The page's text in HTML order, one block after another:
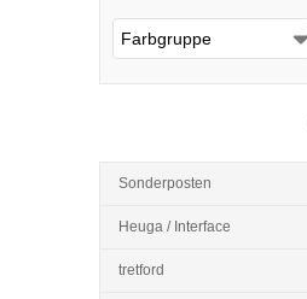
Farbgruppe
Sonderposten
Heuga / Interface
tretford